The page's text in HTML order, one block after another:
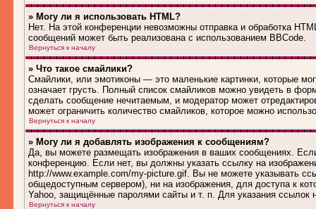
» Могу ли я использовать HTML?
Нет. На этой конференции невозможны отправка и обработка
сообщений может быть реализована с использованием BBCode.
Вернуться к началу
» Что такое смайлики?
Смайлики, или эмотиконы — это маленькие картинки, которые
означает грусть. Полный список смайликов можно увидеть в
сделать сообщение нечитаемым, и модератор может
может ограничить количество смайликов, которое можно
Вернуться к началу
» Могу ли я добавлять изображения к сообщениям?
Да, вы можете размещать изображения в ваших сообщениях.
конференцию. Если нет, вы должны указать ссылку на
http://www.example.com/my-picture.gif. Вы не можете указывать
общедоступным сервером), ни на изображения, для доступа к
Yahoo, защищённые паролями сайты и т. п. Для указания ссылок
Вернуться к началу